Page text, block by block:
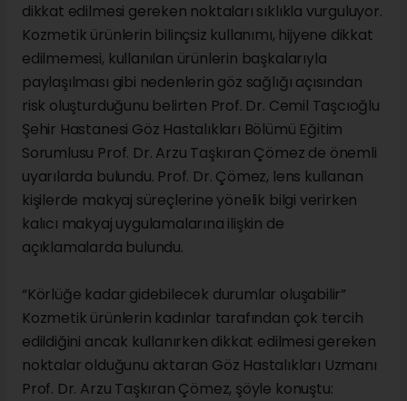
dikkat edilmesi gereken noktaları sıklıkla vurguluyor.
Kozmetik ürünlerin bilinçsiz kullanımı, hijyene dikkat
edilmemesi, kullanılan ürünlerin başkalarıyla
paylaşılması gibi nedenlerin göz sağlığı açısından
risk oluşturduğunu belirten Prof. Dr. Cemil Taşcıoğlu
Şehir Hastanesi Göz Hastalıkları Bölümü Eğitim
Sorumlusu Prof. Dr. Arzu Taşkıran Çömez de önemli
uyarılarda bulundu. Prof. Dr. Çömez, lens kullanan
kişilerde makyaj süreçlerine yönelik bilgi verirken
kalıcı makyaj uygulamalarına ilişkin de
açıklamalarda bulundu.
“Körlüğe kadar gidebilecek durumlar oluşabilir”
Kozmetik ürünlerin kadınlar tarafından çok tercih
edildiğini ancak kullanırken dikkat edilmesi gereken
noktalar olduğunu aktaran Göz Hastalıkları Uzmanı
Prof. Dr. Arzu Taşkıran Çömez, şöyle konuştu: